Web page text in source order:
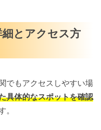
とアクセス方
でもアクセスしやすい場
具体的なスポットを確認
。